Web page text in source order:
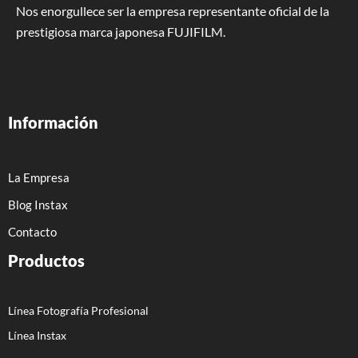
Nos enorgullece ser la empresa representante oficial de la
prestigiosa marca japonesa FUJIFILM.
Información
La Empresa
Blog Instax
Contacto
Productos
Línea Fotografía Profesional
Línea Instax